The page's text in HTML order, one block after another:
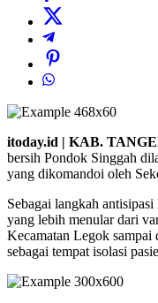
itoday.id | KAB.
bersih Pondok Singgah
yang dikomandoi oleh
Sebagai langkah
yang lebih menular dari
Kecamatan Legok
sebagai tempat isolasi